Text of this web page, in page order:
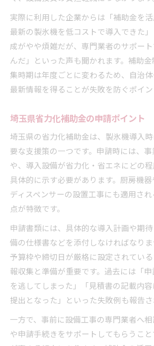
実際に利用した企業からは「補助金を活
最新の製氷機を低コストで導入できた
成がやや煩雑だが、専門業者のサポー
んだ」といった声も聞かれます。補助
集時期は年度ごとに変わるため、自治
最新情報を得ることが失敗を防ぐポイン
埼玉県省力化補助金の申請ポイント
埼玉県の省力化補助金は、製氷機導入
要な支援策の一つです。申請時には、
や、導入設備が省力化・省エネにどの
具体的に示す必要があります。厨房機器
ディスペンサーの設置工事にも適用さ
点が特徴です。
申請書類には、具体的な導入計画や期
備の仕様書などを添付しなければなりま
予算枠や締切日が厳格に設定されてい
報収集と準備が重要です。過去には「
を逃してしまった」「見積書の記載内
提出となった」といった失敗例も報告さ
一方で、事前に設備工事の専門業者へ
や申請手続きをサポートしてもらうこ